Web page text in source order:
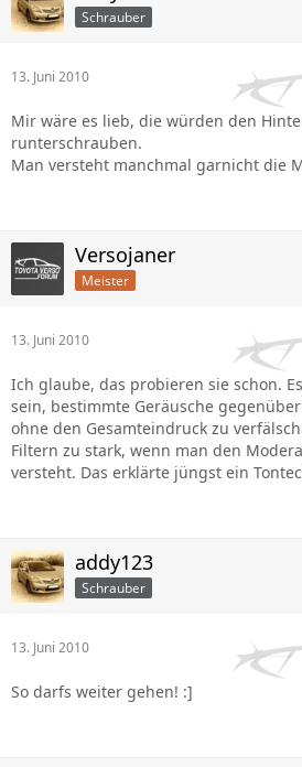
Schrauber
13. Juni 2010
Mir wäre es lieb, die würden den
runterschrauben.
Man versteht manchmal garnicht die
Versojaner
Meister
13. Juni 2010
Ich glaube, das probieren sie schon.
sein, bestimmte Geräusche
ohne den Gesamteindruck zu
Filtern zu stark, wenn man den
versteht. Das erklärte jüngst ein
addy123
Schrauber
13. Juni 2010
So darfs weiter gehen! :]